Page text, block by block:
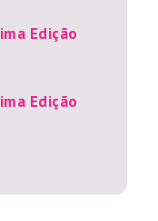
Edição
Edição